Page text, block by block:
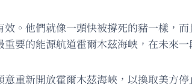
。他們就像一頭快被撐死的豬一樣，
要的能源航道霍爾木茲海峽，在未來
重新開放霍爾木茲海峽，以換取美方